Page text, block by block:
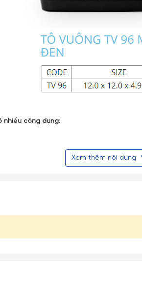
công dụng:
những vật dụng khác.
3 ở Việt Nam theo tiêu chuẩn QCVN
nhựa melamine đã bị nứt nẻ hoặc bị
Xem thêm nội dung